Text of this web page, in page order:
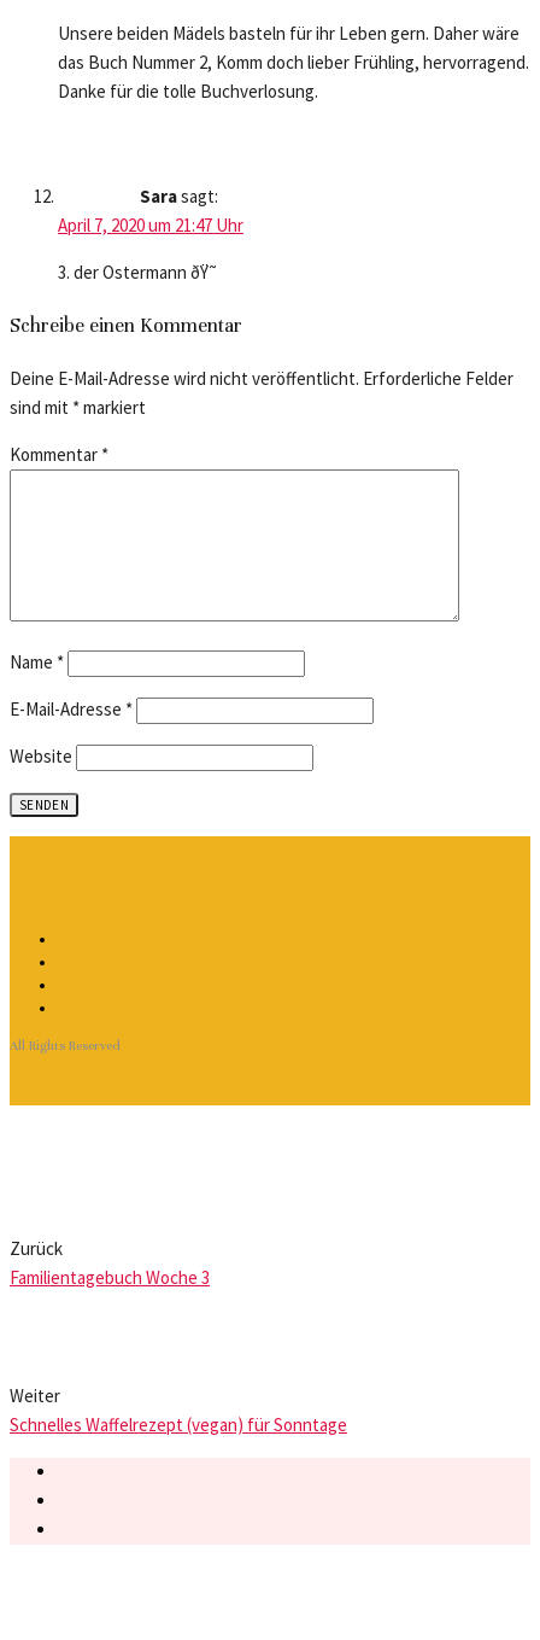
Unsere beiden Mädels basteln für ihr Leben gern. Daher wäre
das Buch Nummer 2, Komm doch lieber Frühling, hervorragend.
Danke für die tolle Buchverlosung.
Sarasagt:
April 7, 2020 um 21:47 Uhr
3. der Ostermann ðŸ˜
Schreibe einen Kommentar
Deine E-Mail-Adresse wird nicht veröffentlicht. Erforderliche Felder
sind mit *markiert
Kommentar *
Name *
E-Mail-Adresse *
Website
All Rights Reserved
Zurück
Familientagebuch Woche 3
Weiter
Schnelles Waffelrezept (vegan) für Sonntage